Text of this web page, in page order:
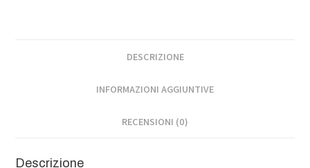
DESCRIZIONE
INFORMAZIONI AGGIUNTIVE
RECENSIONI (0)
Descrizione